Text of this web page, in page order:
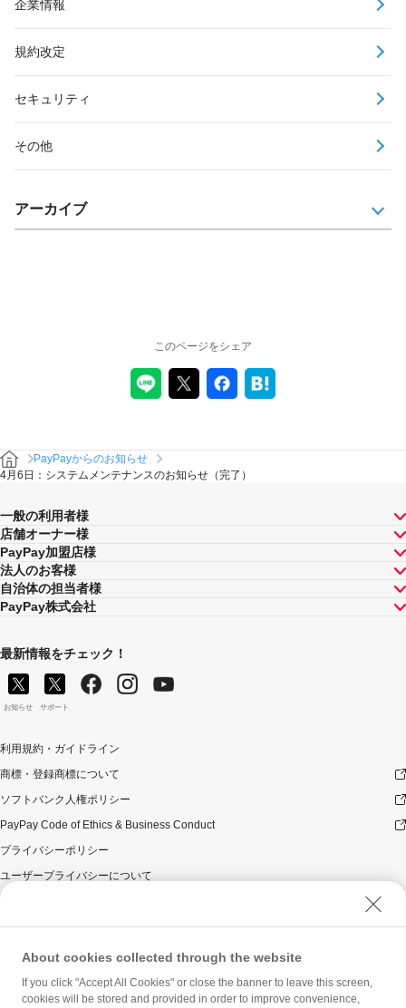
企業情報
規約改定
セキュリティ
その他
アーカイブ
このページをシェア
PayPayからのお知らせ
4月6日：システムメンテナンスのお知らせ（完了）
一般の利用者様
店舗オーナー様
PayPay加盟店様
法人のお客様
自治体の担当者様
PayPay株式会社
最新情報をチェック！
お知らせ サポート
利用規約・ガイドライン
商標・登録商標について
ソフトバンク人権ポリシー
PayPay Code of Ethics & Business Conduct
プライバシーポリシー
ユーザープライバシーについて
ウェブサイト利用規約
反社会的勢力に対する方針
勧誘方針
マネロン等基本方針
About cookies collected through the website
If you click "Accept All Cookies" or close the banner to leave this screen,
cookies will be stored and provided in order to improve convenience,